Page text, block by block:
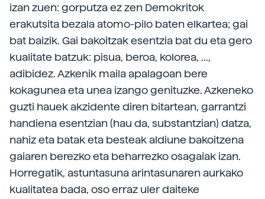
izan zuen: gorputza ez zen Demokritok
erakutsita bezala atomo-pilo baten elkartea; gai
bat baizik. Gai bakoitzak esentzia bat du eta gero
kualitate batzuk: pisua, beroa, kolorea, ...,
adibidez. Azkenik maila apalagoan bere
kokagunea eta unea izango genituzke. Azkeneko
guzti hauek akzidente diren bitartean, garrantzi
handiena esentzian (hau da, substantzian) datza,
nahiz eta batak eta besteak aldiune bakoitzena
gaiaren berezko eta beharrezko osagaiak izan.
Horregatik, astuntasuna arintasunaren aurkako
kualitatea bada, oso erraz uler daiteke